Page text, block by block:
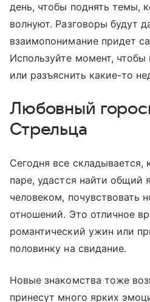
день, чтобы поднять темы,
волнуют. Разговоры будут
взаимопонимание придет
Используйте момент,
или разъяснить какие-то
Любовный
Стрельца
Сегодня все складывается,
паре, удастся найти
человеком, почувствовать
отношений. Это отличное
романтический ужин или
половинку на свидание.
Новые знакомства тоже
принесут много ярких